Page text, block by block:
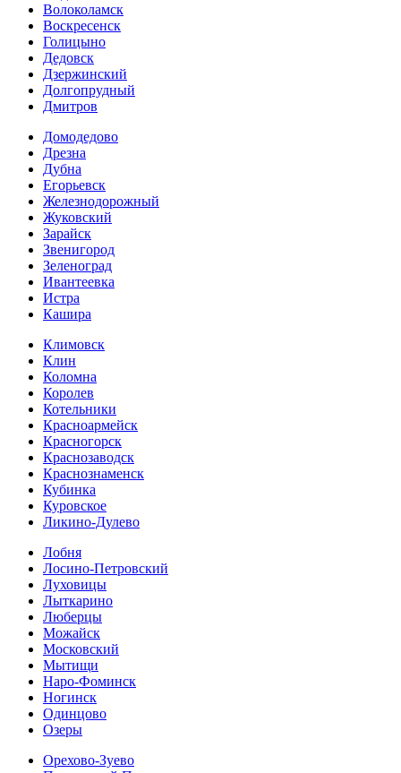
Волоколамск
Воскресенск
Голицыно
Дедовск
Дзержинский
Долгопрудный
Дмитров
Домодедово
Дрезна
Дубна
Егорьевск
Железнодорожный
Жуковский
Зарайск
Звенигород
Зеленоград
Ивантеевка
Истра
Кашира
Климовск
Клин
Коломна
Королев
Котельники
Красноармейск
Красногорск
Краснозаводск
Краснознаменск
Кубинка
Куровское
Ликино-Дулево
Лобня
Лосино-Петровский
Луховицы
Лыткарино
Люберцы
Можайск
Московский
Мытищи
Наро-Фоминск
Ногинск
Одинцово
Озеры
Орехово-Зуево